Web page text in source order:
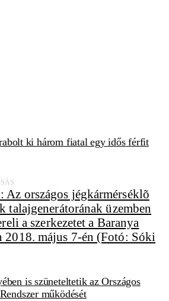
ki három fiatal egy idős férfit
is szüneteltetik az Országos
működését